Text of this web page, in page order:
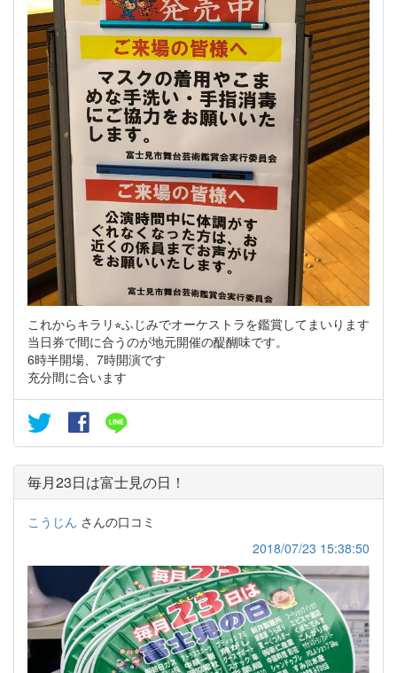
これからキラリ⭐︎ふじみでオーケストラを鑑賞してまいります
当日券で間に合うのが地元開催の醍醐味です。
6時半開場、7時開演です
充分間に合います
毎月23日は富士見の日！
こうじん さんの口コミ
2018/07/23 15:38:50